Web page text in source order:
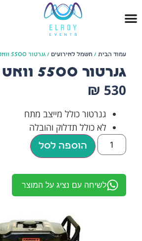
עמוד הבית / חשמל לאירועים / גנרטור 5500 וואט
גנרטור 5500 וואט
₪ 530
גנרטור כולל מייצב מתח
לא כולל תדלוק והובלה
הוספה לסל
לשיחה עם נציג על המוצר